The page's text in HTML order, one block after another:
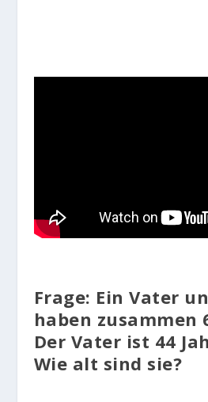
Frage: Ein Vater
haben zusammen
Der Vater ist 44
Wie alt sind sie?